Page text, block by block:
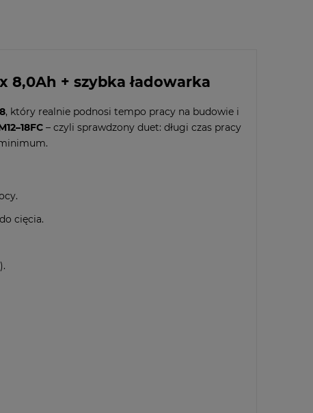
8,0Ah + szybka ładowarka
, który realnie podnosi tempo pracy na budowie i
– czyli sprawdzony duet: długi czas pracy
cięcia.